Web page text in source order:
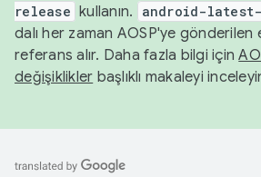
release kullanın. android-
dalı her zaman AOSP'ye gönderilen
referans alır. Daha fazla bilgi için
değişiklikler başlıklı makaleyi